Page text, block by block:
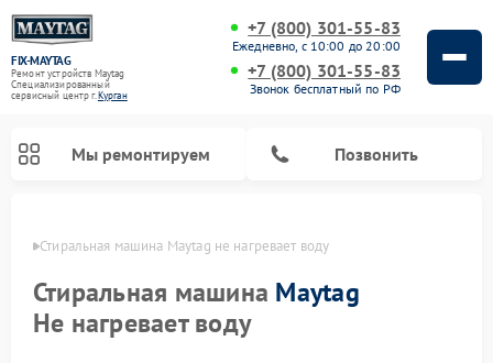
FIX-MAYTAG
Ремонт устройств Maytag
Специализированный
cервисный центр г.Курган
+7 (800) 301-55-83
Ежедневно, с 10:00 до 20:00
+7 (800) 301-55-83
Звонок бесплатный по РФ
Мы ремонтируем Позвонить
Стиральная машина Maytag не нагревает воду
Стиральная машина Maytag
Не нагревает воду